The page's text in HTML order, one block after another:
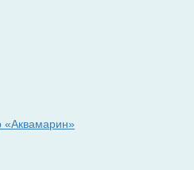
«Аквамарин»